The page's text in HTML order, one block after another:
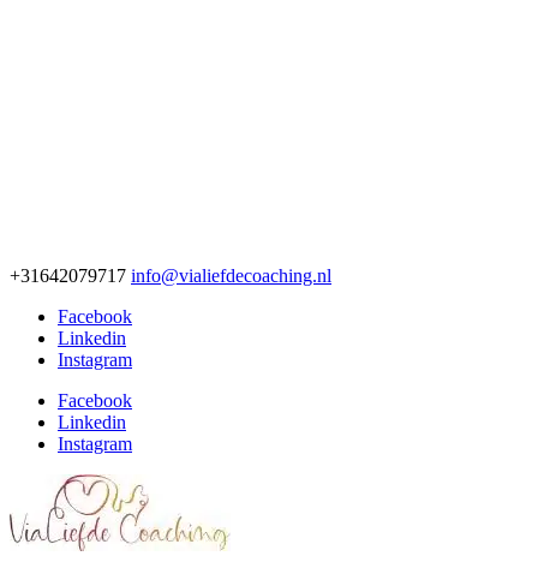
+31642079717 info@vialiefdecoaching.nl
Facebook
Linkedin
Instagram
Facebook
Linkedin
Instagram